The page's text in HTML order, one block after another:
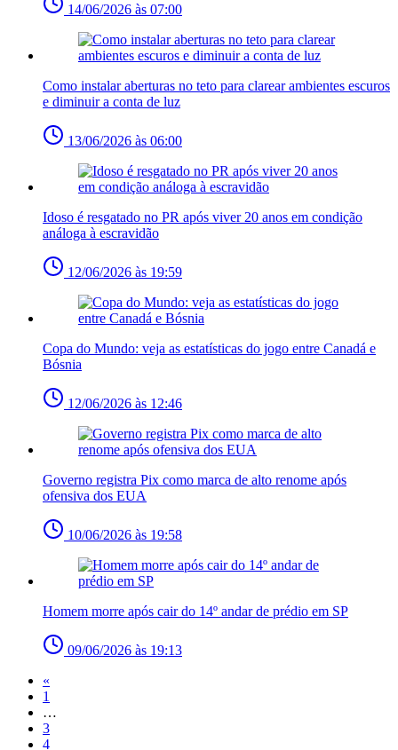
14/06/2026 às 07:00
Como instalar aberturas no teto para clarear ambientes escuros
e diminuir a conta de luz
13/06/2026 às 06:00
Idoso é resgatado no PR após viver 20 anos em condição
análoga à escravidão
12/06/2026 às 19:59
Copa do Mundo: veja as estatísticas do jogo entre Canadá e
Bósnia
12/06/2026 às 12:46
Governo registra Pix como marca de alto renome após
ofensiva dos EUA
10/06/2026 às 19:58
Homem morre após cair do 14º andar de prédio em SP
09/06/2026 às 19:13
«
1
…
3
4